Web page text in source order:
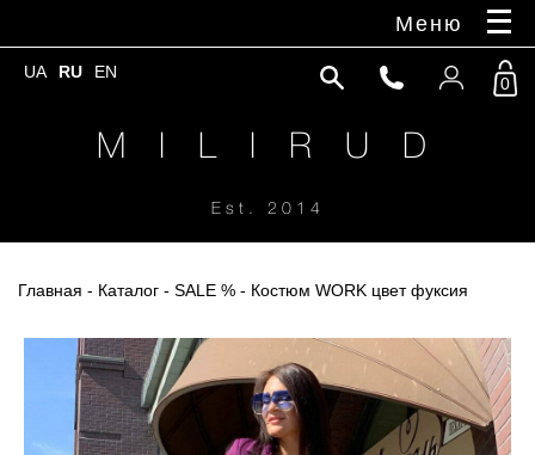
Меню
UA RU EN
M I L I R U D
Est. 2014
0
Главная - Каталог - SALE % - Костюм WORK цвет фуксия